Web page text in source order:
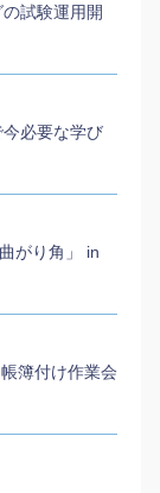
試験運用開
必要な学び
がり角」 in
簿付け作業会